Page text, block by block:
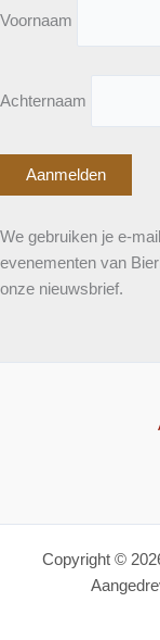
Voornaam
Achternaam
We gebruiken je e-
evenementen van
onze nieuwsbrief.
Copyright ©